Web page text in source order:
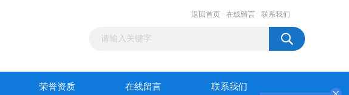
返回首页 在线留言 联系我们
荣誉资质 在线留言 联系我们